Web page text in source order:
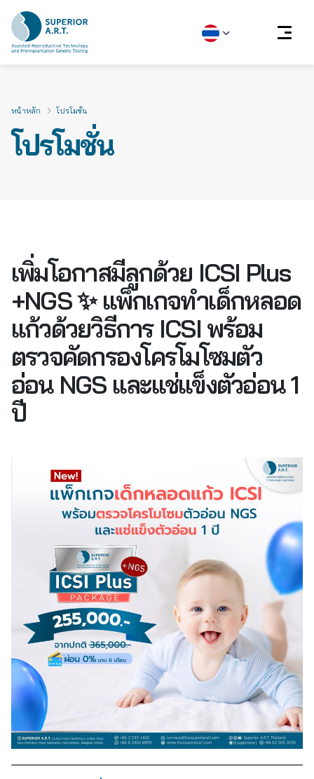
content
โปรโมชั่น
หน้าหลัก โปรโมชั่น
เพิ่มโอกาสมีลูกด้วย ICSI Plus
+NGS ✨ แพ็กเกจทำเด็กหลอด
แก้วด้วยวิธีการ ICSI พร้อม
ตรวจคัดกรองโครโมโซมตัว
อ่อน NGS และแช่แข็งตัวอ่อน 1
ปี